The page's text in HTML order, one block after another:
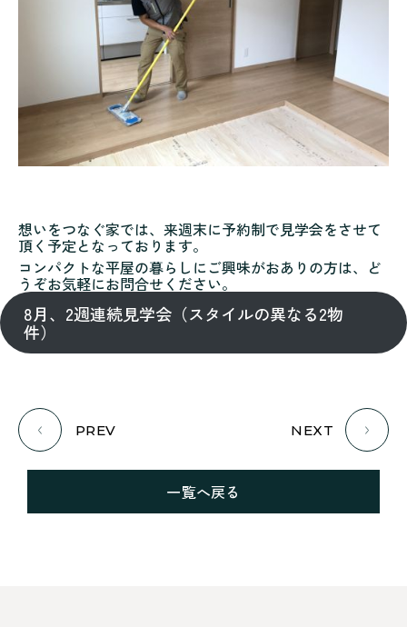
想いをつなぐ家では、来週末に予約制で見学会をさせて
頂く予定となっております。
コンパクトな平屋の暮らしにご興味がおありの方は、ど
うぞお気軽にお問合せください。
8月、2週連続見学会（スタイルの異なる2物
件）
PREV NEXT
一覧へ戻る